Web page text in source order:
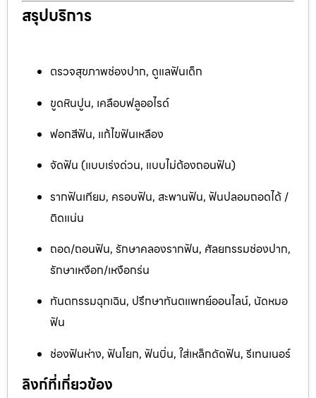
สรุปบริการ
ตรวจสุขภาพช่องปาก, ดูแลฟันเด็ก
ขูดหินปูน, เคลือบฟลูออไรด์
ฟอกสีฟัน, แก้ไขฟันเหลือง
จัดฟัน (แบบเร่งด่วน, แบบไม่ต้องถอนฟัน)
รากฟันเทียม, ครอบฟัน, สะพานฟัน, ฟันปลอมถอดได้ /
ติดแน่น
ถอด/ถอนฟัน, รักษาคลองรากฟัน, ศัลยกรรมช่องปาก,
รักษาเหงือก/เหงือกร่น
ทันตกรรมฉุกเฉิน, ปรึกษาทันตแพทย์ออนไลน์, นัดหมอ
ฟัน
ช่องฟันห่าง, ฟันโยก, ฟันบิ่น, ใส่เหล็กดัดฟัน, รีเทนเนอร์
ลิงก์ที่เกี่ยวข้อง